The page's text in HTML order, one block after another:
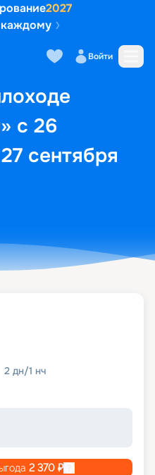
2027
Войти
с 26
сентября
Маршрут и
2 дн/1 нч
2 370 ₽